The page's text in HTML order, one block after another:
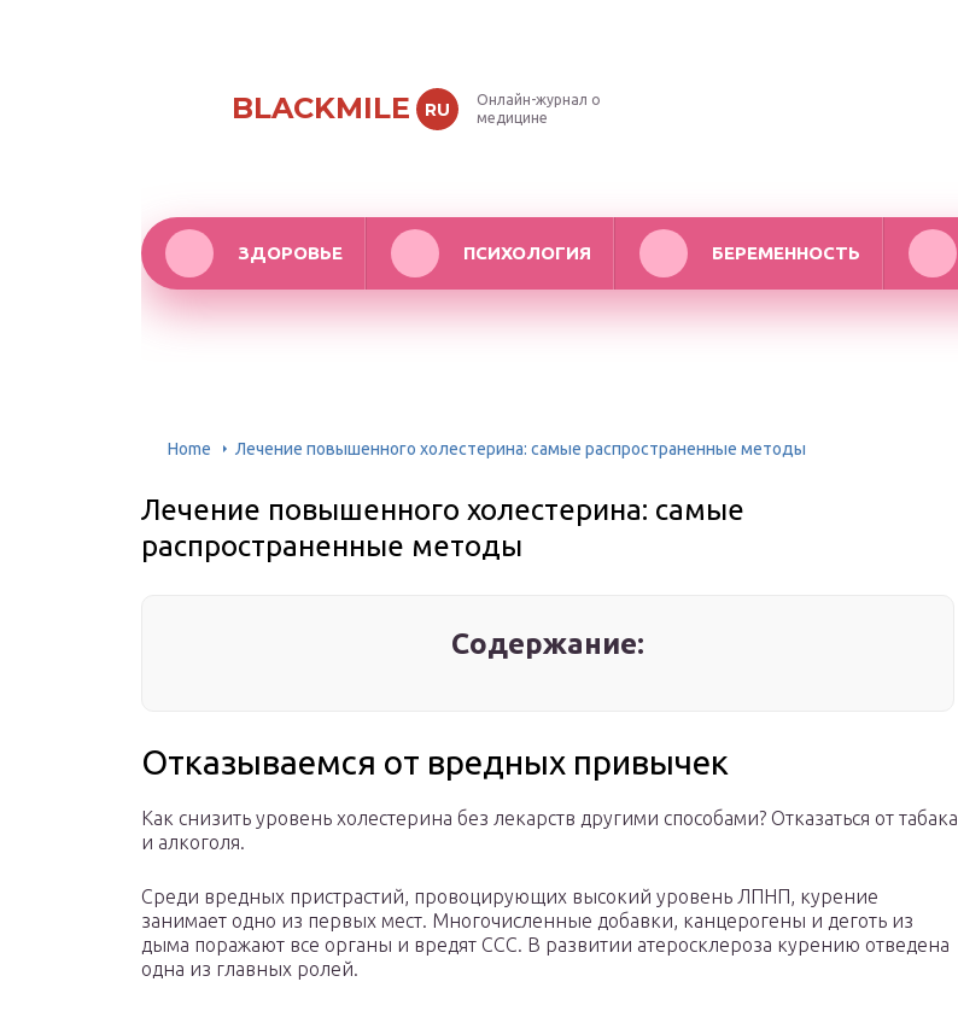
BLACKMILE RU
Онлайн-журнал о
медицине
ЗДОРОВЬЕ ПСИХОЛОГИЯ БЕРЕМЕННОСТЬ
Home Лечение повышенного холестерина: самые распространенные методы
Лечение повышенного холестерина: самые
распространенные методы
Содержание:
Отказываемся от вредных привычек
Как снизить уровень холестерина без лекарств другими способами? Отказаться от табака
и алкоголя.
Среди вредных пристрастий, провоцирующих высокий уровень ЛПНП, курение
занимает одно из первых мест. Многочисленные добавки, канцерогены и деготь из
дыма поражают все органы и вредят ССС. В развитии атеросклероза курению отведена
одна из главных ролей.